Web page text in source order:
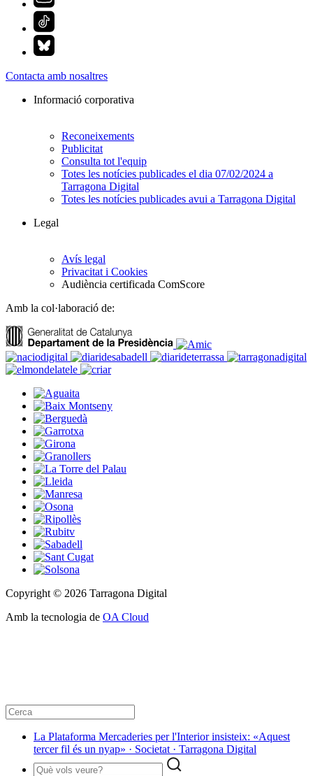
Contacta amb nosaltres
Informació corporativa
Reconeixements
Publicitat
Consulta tot l'equip
Totes les notícies publicades el dia 07/02/2024 a
Tarragona Digital
Totes les notícies publicades avui a Tarragona Digital
Legal
Avís legal
Privacitat i Cookies
Audiència certificada ComScore
Amb la col·laboració de:
Copyright © 2026 Tarragona Digital
Amb la tecnologia de OA Cloud
La Plataforma Mercaderies per l'Interior insisteix: «Aquest
tercer fil és un nyap» · Societat · Tarragona Digital